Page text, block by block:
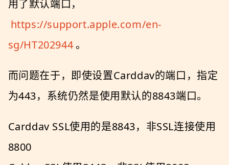
用了默认端口，
https://support.apple.com/en-
sg/HT202944 。
而问题在于，即使设置Carddav的端口，指定
为443，系统仍然是使用默认的8843端口。
Carddav SSL使用的是8843，非SSL连接使用
8800